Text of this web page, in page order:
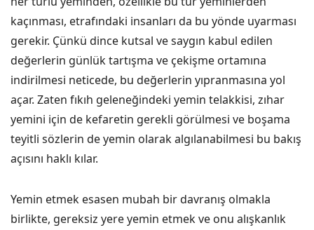
kaçınması, etrafındaki insanları da bu yönde uyarması
gerekir. Çünkü dince kutsal ve saygın kabul edilen
değerlerin günlük tartışma ve çekişme ortamına
indirilmesi neticede, bu değerlerin yıpranmasına yol
açar. Zaten fıkıh geleneğindeki yemin telakkisi, zıhar
yemini için de kefaretin gerekli görülmesi ve boşama
teyitli sözlerin de yemin olarak algılanabilmesi bu bakış
açısını haklı kılar.
Yemin etmek esasen mubah bir davranış olmakla
birlikte, gereksiz yere yemin etmek ve onu alışkanlık